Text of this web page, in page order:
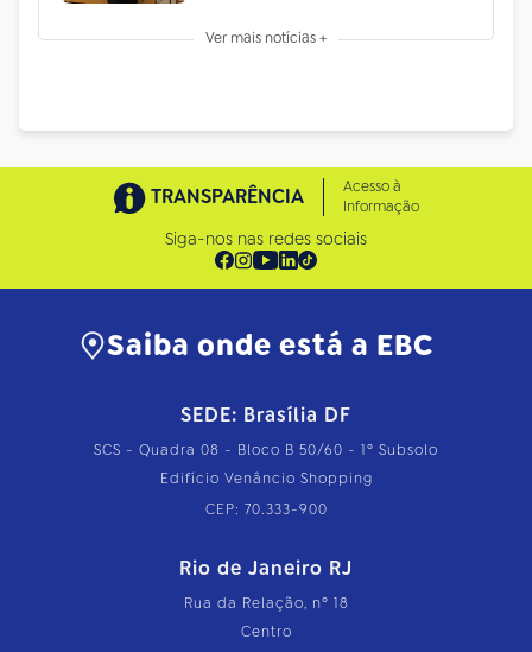
Ver mais notícias +
TRANSPARÊNCIA
Acesso à
Informação
Siga-nos nas redes sociais
Saiba onde está a EBC
SEDE: Brasília DF
SCS - Quadra 08 - Bloco B 50/60 - 1º Subsolo
Edifício Venâncio Shopping
CEP: 70.333-900
Rio de Janeiro RJ
Rua da Relação, nº 18
Centro